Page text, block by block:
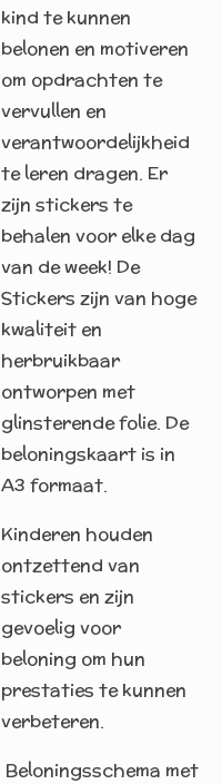
kind te kunnen
belonen en motiveren
om opdrachten te
vervullen en
verantwoordelijkheid
te leren dragen. Er
zijn stickers te
behalen voor elke dag
van de week! De
Stickers zijn van hoge
kwaliteit en
herbruikbaar
ontworpen met
glinsterende folie. De
beloningskaart is in
A3 formaat.
Kinderen houden
ontzettend van
stickers en zijn
gevoelig voor
beloning om hun
prestaties te kunnen
verbeteren.
Beloningsschema met